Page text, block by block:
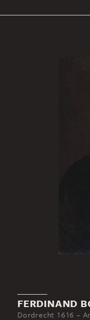
FERDINAND
Dordrecht 1616 –